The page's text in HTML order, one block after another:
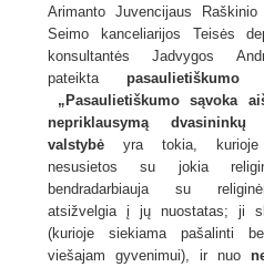
Arimanto Juvencijaus
Seimo kanceliarijos Teisės
konsultantės Jadvygos
pateikta pasaulietiškumo
„Pasaulietiškumo sąvoka
nepriklausymą dvasininkų
valstybė yra tokia, kurioje
nesusietos su jokia
bendradarbiauja su
atsižvelgia į jų nuostatas; ji
(kurioje siekiama pašalinti
viešajam gyvenimui), ir nuo